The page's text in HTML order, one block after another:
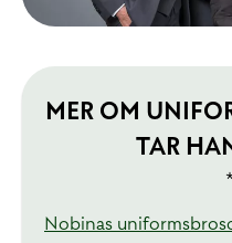
MER OM
TAR
Nobinas